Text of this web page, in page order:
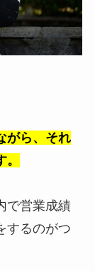
がら、それ
で営業成績
するのがつ